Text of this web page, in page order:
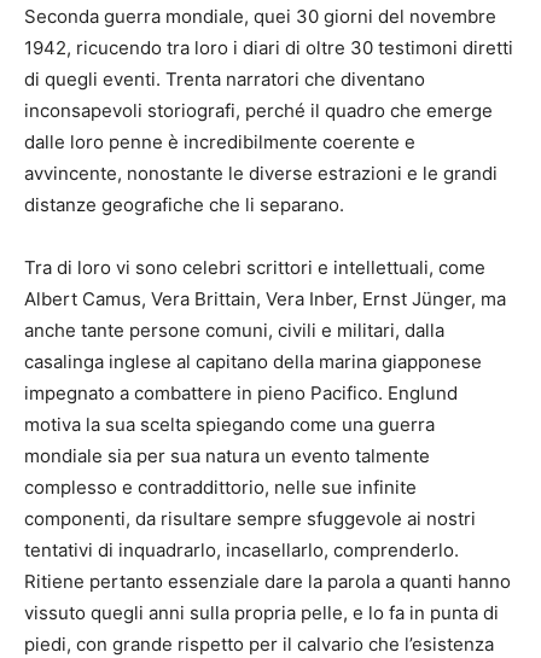
Seconda guerra mondiale, quei 30 giorni del novembre
1942, ricucendo tra loro i diari di oltre 30 testimoni diretti
di quegli eventi. Trenta narratori che diventano
inconsapevoli storiografi, perché il quadro che emerge
dalle loro penne è incredibilmente coerente e
avvincente, nonostante le diverse estrazioni e le grandi
distanze geografiche che li separano.
Tra di loro vi sono celebri scrittori e intellettuali, come
Albert Camus, Vera Brittain, Vera Inber, Ernst Jünger, ma
anche tante persone comuni, civili e militari, dalla
casalinga inglese al capitano della marina giapponese
impegnato a combattere in pieno Pacifico. Englund
motiva la sua scelta spiegando come una guerra
mondiale sia per sua natura un evento talmente
complesso e contraddittorio, nelle sue infinite
componenti, da risultare sempre sfuggevole ai nostri
tentativi di inquadrarlo, incasellarlo, comprenderlo.
Ritiene pertanto essenziale dare la parola a quanti hanno
vissuto quegli anni sulla propria pelle, e lo fa in punta di
piedi, con grande rispetto per il calvario che l’esistenza